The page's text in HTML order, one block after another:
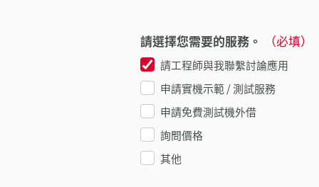
請選擇您需要的服務。 （必填）
請工程師與我聯繫討論應用
申請實機示範 / 測試服務
申請免費測試機外借
詢問價格
其他